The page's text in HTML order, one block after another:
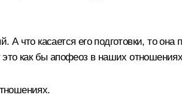
что касается его подготовки, то
как бы апофеоз в наших